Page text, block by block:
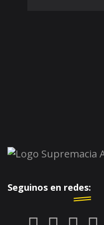
Seguinos en redes: